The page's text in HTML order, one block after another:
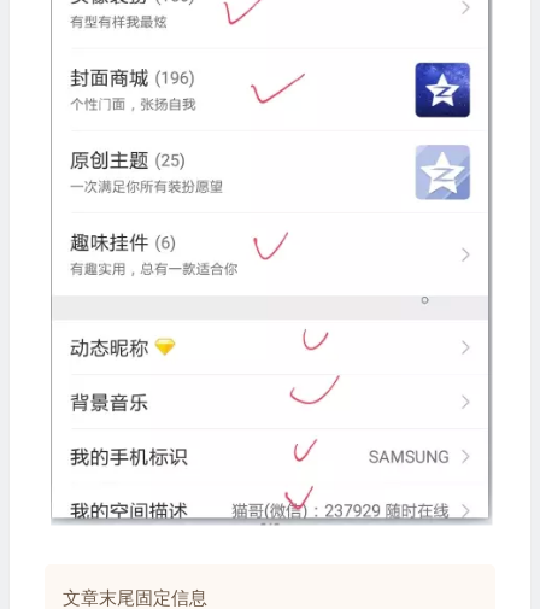
文章末尾固定信息